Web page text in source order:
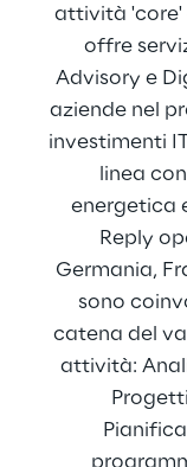
attività 'core'
offre
Advisory e
aziende nel
investimenti
linea
energetica
Reply
Germania,
sono
catena del
attività: